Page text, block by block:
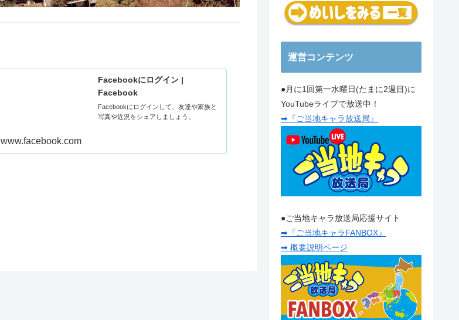
Facebookにログイン |
Facebook
Facebookにログインして、友達や家族と
写真や近況をシェアしましょう。
www.facebook.com
運営コンテンツ
●月に1回第一水曜日(たまに2週目)に
YouTubeライブで放送中！
➡『ご当地キャラ放送局』
●ご当地キャラ放送局応援サイト
➡『ご当地キャラFANBOX』
➡ 概要説明ページ